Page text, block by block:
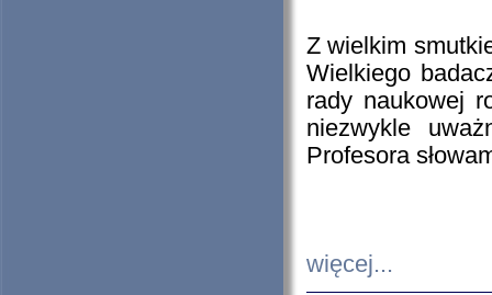
Z wielkim
Wielkiego
rady naukowej
niezwykle
Profesora
więcej...